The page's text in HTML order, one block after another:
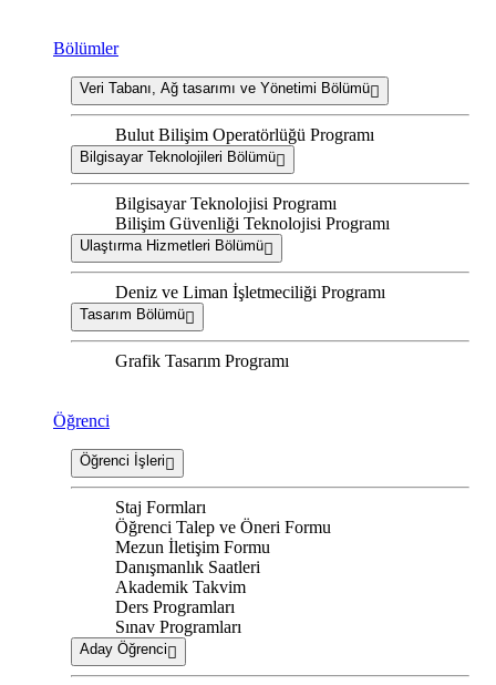
Bölümler
Veri Tabanı, Ağ tasarımı ve Yönetimi Bölümü
Bulut Bilişim Operatörlüğü Programı
Bilgisayar Teknolojileri Bölümü
Bilgisayar Teknolojisi Programı
Bilişim Güvenliği Teknolojisi Programı
Ulaştırma Hizmetleri Bölümü
Deniz ve Liman İşletmeciliği Programı
Tasarım Bölümü
Grafik Tasarım Programı
Öğrenci
Öğrenci İşleri
Staj Formları
Öğrenci Talep ve Öneri Formu
Mezun İletişim Formu
Danışmanlık Saatleri
Akademik Takvim
Ders Programları
Sınav Programları
Aday Öğrenci